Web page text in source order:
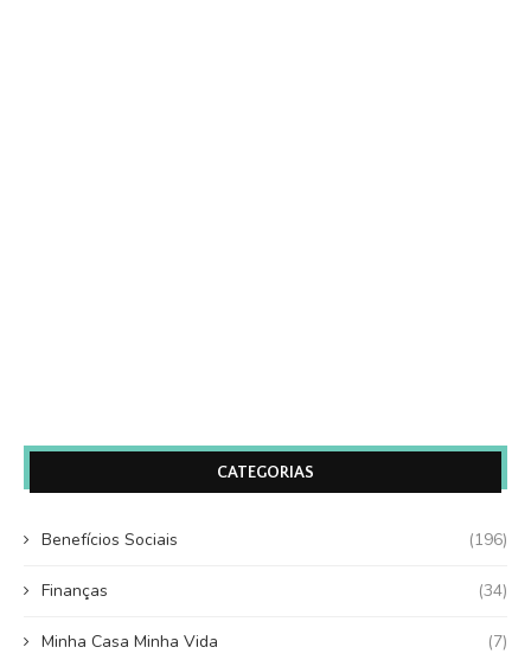
CATEGORIAS
Benefícios Sociais (196)
Finanças (34)
Minha Casa Minha Vida (7)